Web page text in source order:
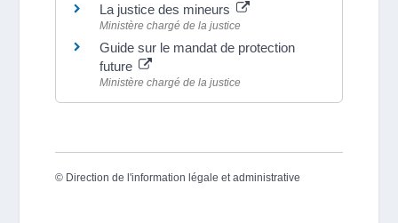
La justice des mineurs
Ministère chargé de la justice
Guide sur le mandat de protection
future
Ministère chargé de la justice
© Direction de l'information légale et administrative